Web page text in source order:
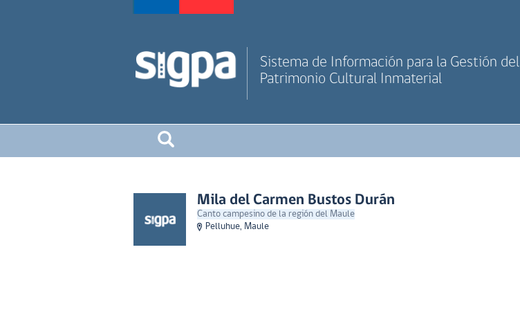
Sistema de Información para la Gestión del
Patrimonio Cultural Inmaterial
Mila del Carmen Bustos Durán
Canto campesino de la región del Maule
Pelluhue, Maule